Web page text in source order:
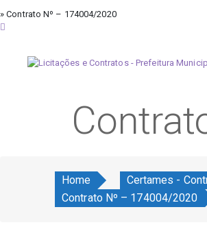
» Contrato Nº – 174004/2020
Home
Certames -
Contrato Nº – 174004/2020